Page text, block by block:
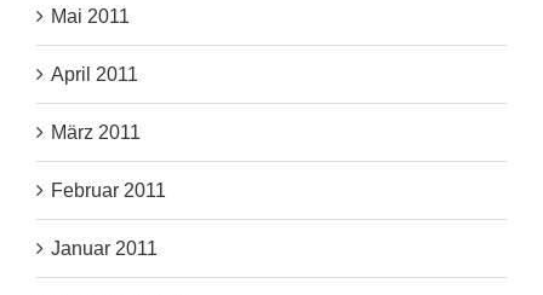
Mai 2011
April 2011
März 2011
Februar 2011
Januar 2011